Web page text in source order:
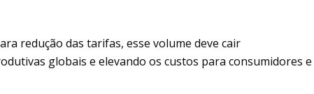
redução das tarifas, esse volume deve cair
globais e elevando os custos para consumidores e